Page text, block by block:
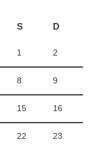
S D
1 2
8 9
15 16
22 23